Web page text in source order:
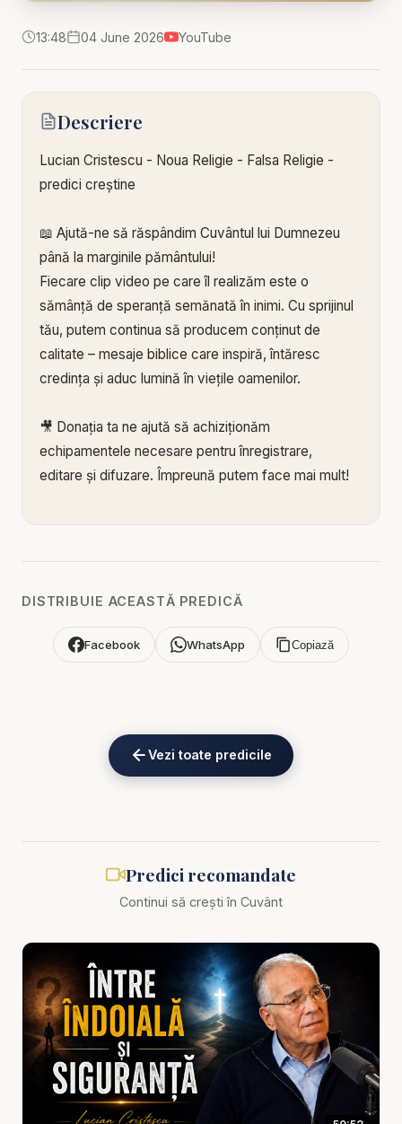
13:48 04 June 2026 YouTube
Descriere
Lucian Cristescu - Noua Religie - Falsa Religie -
predici creștine
📖 Ajută-ne să răspândim Cuvântul lui Dumnezeu
până la marginile pământului!
Fiecare clip video pe care îl realizăm este o
sămânță de speranță semănată în inimi. Cu sprijinul
tău, putem continua să producem conținut de
calitate – mesaje biblice care inspiră, întăresc
credința și aduc lumină în viețile oamenilor.
🎥 Donația ta ne ajută să achiziționăm
echipamentele necesare pentru înregistrare,
editare și difuzare. Împreună putem face mai mult!
🌐 Sau pe:https://BIBLIAZILNICA.RO
Alătură-te acestui canal pentru a primi acces la
Predici Lucian Cristescu - Taci înaintea Domnului! -
predici creștine
pasivitate, ci la smerenie, reverență și încredere.
Sunt momente în care omul vorbește prea mult,
explică prea mult, se apără prea mult, se agită
prea mult și uită că Dumnezeu este Cel care
conduce istoria, judecă drept și lucrează chiar și
atunci când noi nu înțelegem. În această predică
creștină, Lucian Cristescu aduce un mesaj profund
DISTRIBUIE ACEASTĂ PREDICĂ
Facebook WhatsApp Copiază
Vezi toate predicile
Predici recomandate
Continui să crești în Cuvânt